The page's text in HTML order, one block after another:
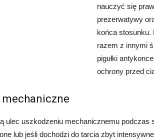
nauczyć się
prezerwatywy
końca stosunku.
razem z innymi
pigułki
ochrony przed
ulec uszkodzeniu mechanicznemu podczas
lub jeśli dochodzi do tarcia zbyt